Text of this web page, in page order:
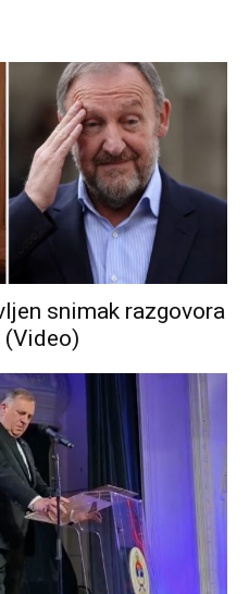
snimak razgovora